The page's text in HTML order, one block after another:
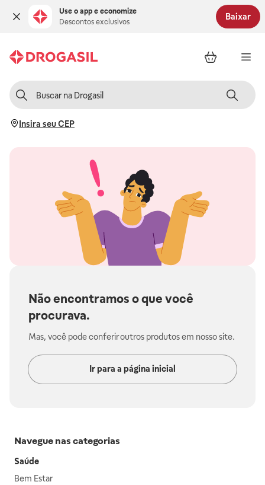
Use o app e economize
Descontos exclusivos
Baixar
Insira seu CEP
Não encontramos o que você
procurava.
Mas, você pode conferir outros produtos em nosso site.
Ir para a página inicial
Navegue nas categorias
Saúde
Bem Estar